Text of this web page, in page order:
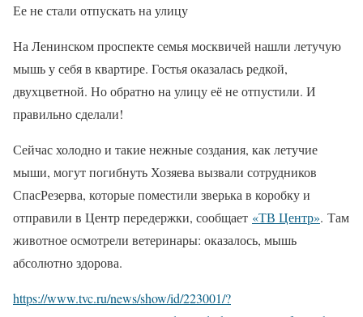
Ее не стали отпускать на улицу
На Ленинском проспекте семья москвичей нашли летучую
мышь у себя в квартире. Гостья оказалась редкой,
двухцветной. Но обратно на улицу её не отпустили. И
правильно сделали!
Сейчас холодно и такие нежные создания, как летучие
мыши, могут погибнуть Хозяева вызвали сотрудников
СпасРезерва, которые поместили зверька в коробку и
отправили в Центр передержки, сообщает «ТВ Центр». Там
животное осмотрели ветеринары: оказалось, мышь
абсолютно здорова.
https://www.tvc.ru/news/show/id/223001/?